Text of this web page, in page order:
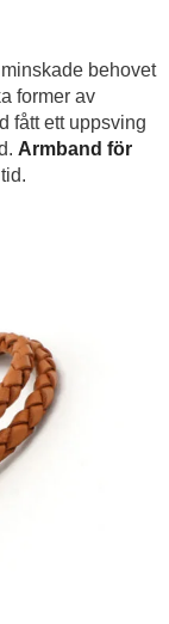
behovet
former av
fått ett uppsving
Armband för